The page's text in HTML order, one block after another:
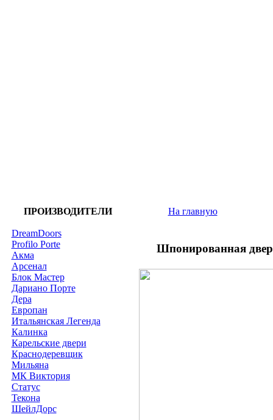
ПРОИЗВОДИТЕЛИ
DreamDoors
Profilo Porte
Акма
Арсенал
Блок Мастер
Дариано Порте
Дера
Европан
Итальянская Легенда
Калинка
Карельские двери
Краснодеревщик
Мильяна
МК Виктория
Статус
Текона
ШейлДорс
На главную
Шпонированная